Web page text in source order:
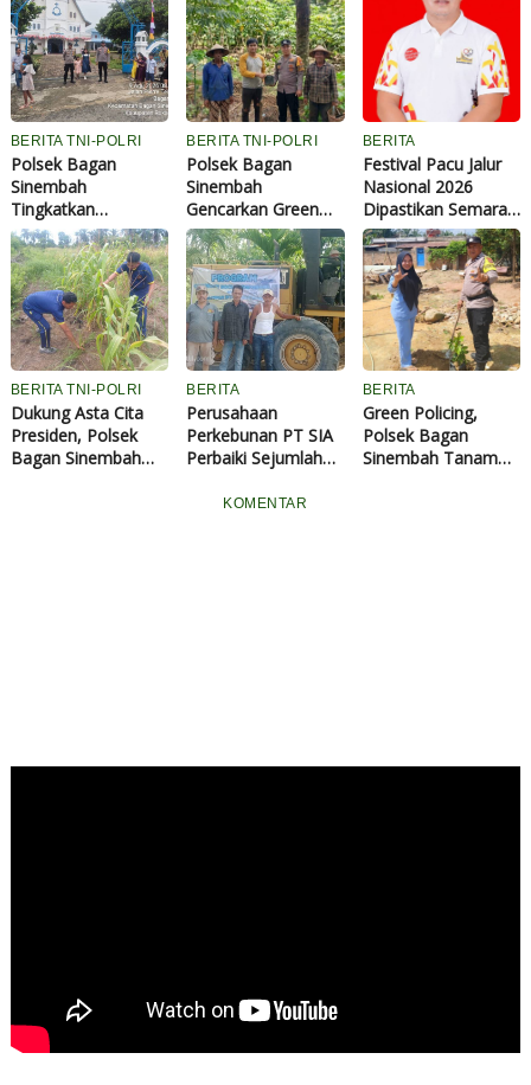
BERITA TNI-POLRI
Polsek Bagan
Sinembah
Tingkatkan
Pengamanan
Ibadah Gereja,
Cegah Terorisme
dan Curanmor
BERITA TNI-POLRI
Polsek Bagan
Sinembah
Gencarkan Green
Policing, Ajak Warga
Bersama Jaga
Kelestarian
Lingkungan
BERITA
Festival Pacu Jalur
Nasional 2026
Dipastikan Semarak,
77 Jalur Sudah
Terdaftar
BERITA TNI-POLRI
Dukung Asta Cita
Presiden, Polsek
Bagan Sinembah
BERITA
Perusahaan
Perkebunan PT SIA
Perbaiki Sejumlah
Melalui Dana CSR
BERITA
Green Policing,
Polsek Bagan
Sinembah Tanam
KOMENTAR